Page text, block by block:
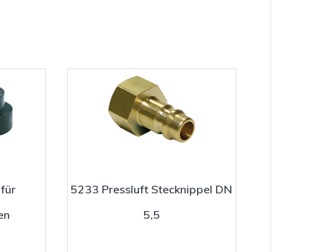
5233 Pressluft Stecknippel DN
5,5